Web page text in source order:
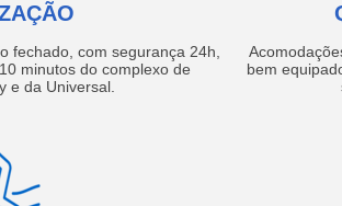
fechado, com segurança 24h,
minutos do complexo de
e da Universal.
bem